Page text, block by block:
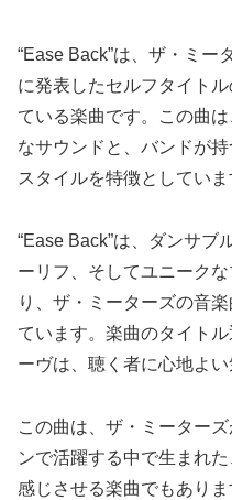
“Ease Back”は、ザ・ミー
に発表したセルフタイト
ている楽曲です。この曲
なサウンドと、バンドが
スタイルを特徴としていま
“Ease Back”は、ダンサブ
ーリフ、そしてユニーク
り、ザ・ミーターズの音
ています。楽曲のタイト
ーヴは、聴く者に心地よい
この曲は、ザ・ミーター
ンで活躍する中で生まれ
感じさせる楽曲でもあり